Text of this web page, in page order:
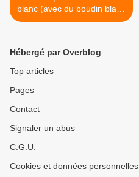
blanc (avec du boudin blanc
maison)
Hébergé par Overblog
Top articles
Pages
Contact
Signaler un abus
C.G.U.
Cookies et données personnelles